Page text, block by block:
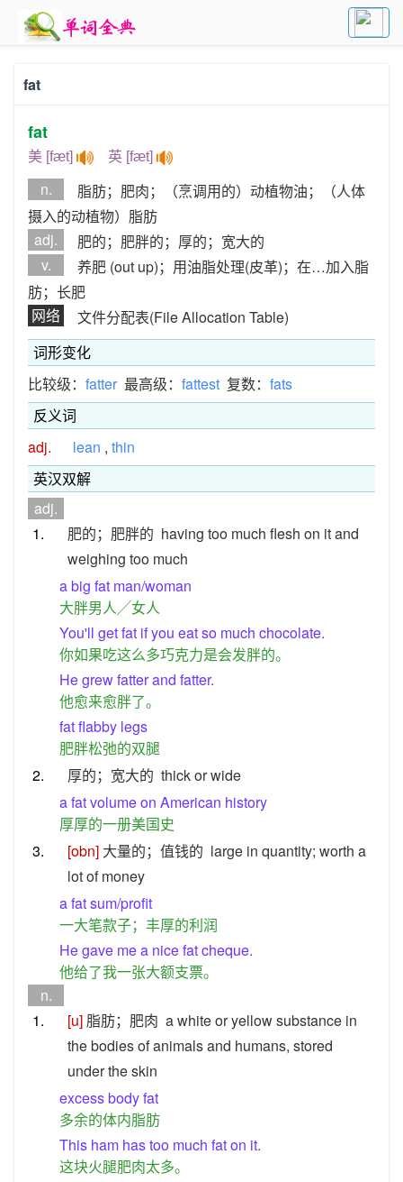
fat
fat
美 [fæt] 英 [fæt]
n.
脂肪；肥肉；（烹调用的）动植物油；（人体
摄入的动植物）脂肪
adj.
肥的；肥胖的；厚的；宽大的
v.
养肥 (out up)；用油脂处理(皮革)；在…加入脂
肪；长肥
网络
文件分配表(File Allocation Table)
词形变化
比较级： fatter 最高级： fattest 复数： fats
反义词
adj.
lean , thin
英汉双解
adj.
1.
肥的；肥胖的 having too much flesh on it and
weighing too much
a big fat man/woman
大胖男人╱女人
You'll get fat if you eat so much chocolate.
你如果吃这么多巧克力是会发胖的。
He grew fatter and fatter.
他愈来愈胖了。
fat flabby legs
肥胖松弛的双腿
2.
厚的；宽大的 thick or wide
a fat volume on American history
厚厚的一册美国史
3.
[obn] 大量的；值钱的 large in quantity; worth a
lot of money
a fat sum/profit
一大笔款子；丰厚的利润
He gave me a nice fat cheque.
他给了我一张大额支票。
n.
1.
[u] 脂肪；肥肉 a white or yellow substance in
the bodies of animals and humans, stored
under the skin
excess body fat
多余的体内脂肪
This ham has too much fat on it.
这块火腿肥肉太多。